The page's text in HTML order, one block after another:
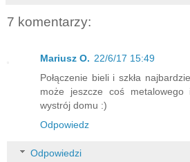
7 komentarzy:
Mariusz O. 22/6/17 15:49
Połączenie bieli i szkła
może jeszcze coś
wystrój domu :)
Odpowiedz
Odpowiedzi